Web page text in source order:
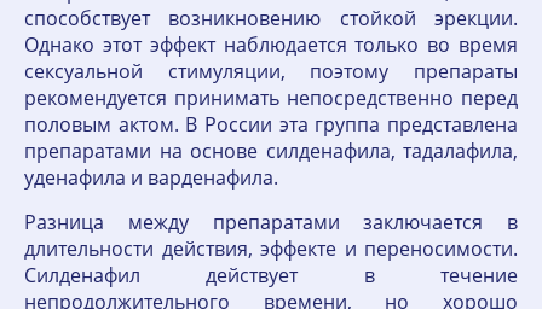
способствует возникновению стойкой эрекции.
Однако этот эффект наблюдается только во время
сексуальной стимуляции, поэтому препараты
рекомендуется принимать непосредственно перед
половым актом. В России эта группа представлена
препаратами на основе силденафила, тадалафила,
уденафила и варденафила.
Разница между препаратами заключается в
длительности действия, эффекте и переносимости.
Силденафил действует в течение
непродолжительного времени, но хорошо